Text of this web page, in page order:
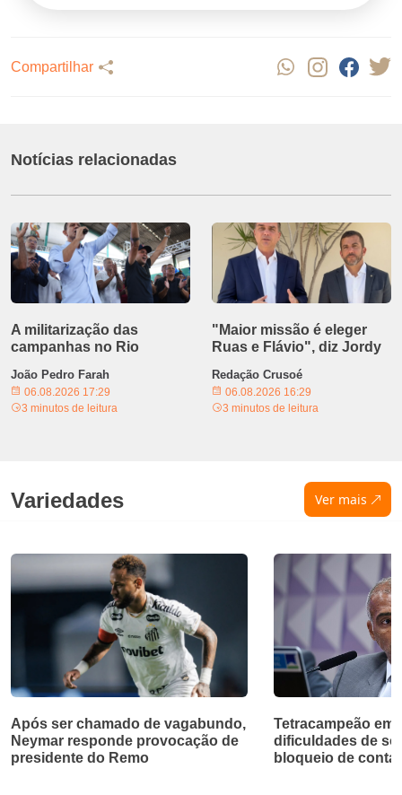
Compartilhar
Notícias relacionadas
A militarização das
campanhas no Rio
João Pedro Farah
06.08.2026 17:29
3 minutos de leitura
"Maior missão é eleger
Ruas e Flávio", diz Jordy
Redação Crusoé
06.08.2026 16:29
3 minutos de leitura
Variedades Ver mais
Após ser chamado de vagabundo,
Neymar responde provocação de
presidente do Remo
Tetracampeão em
dificuldades de
bloqueio de